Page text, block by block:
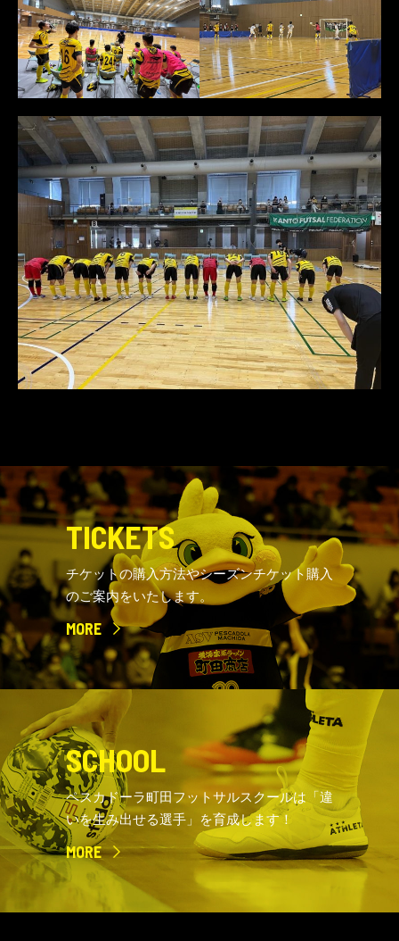
TICKETS
チケットの購入方法やシーズンチケット購入
のご案内をいたします。
MORE
SCHOOL
ペスカドーラ町田フットサルスクールは「違
いを生み出せる選手」を育成します！
MORE